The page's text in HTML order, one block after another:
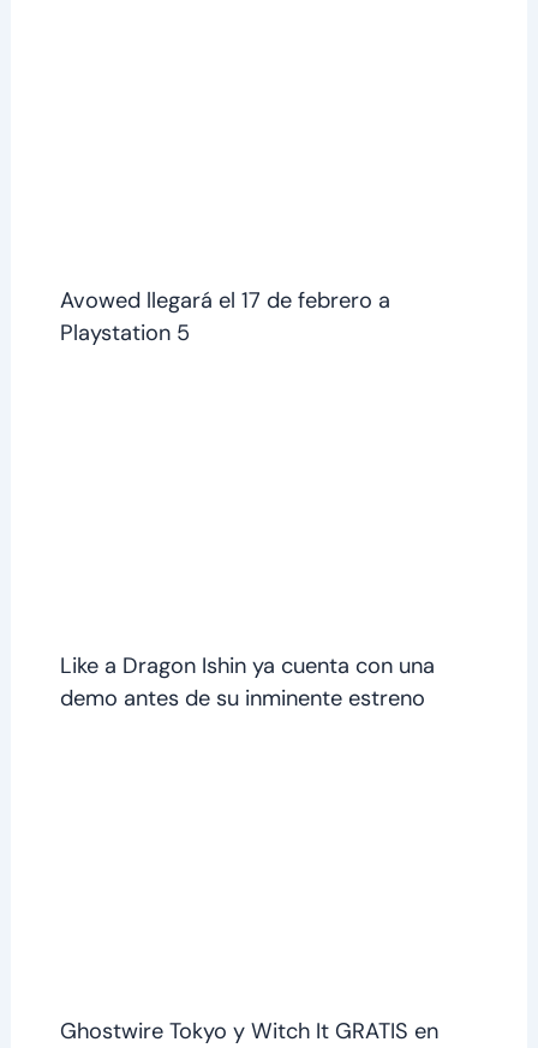
Avowed llegará el 17 de febrero a
Playstation 5
Like a Dragon Ishin ya cuenta con una
demo antes de su inminente estreno
Ghostwire Tokyo y Witch It GRATIS en